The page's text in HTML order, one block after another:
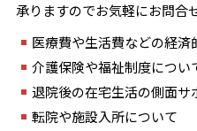
承りますのでお気軽にお問合
医療費や生活費などの経済
介護保険や福祉制度につい
退院後の在宅生活の側面サ
転院や施設入所について